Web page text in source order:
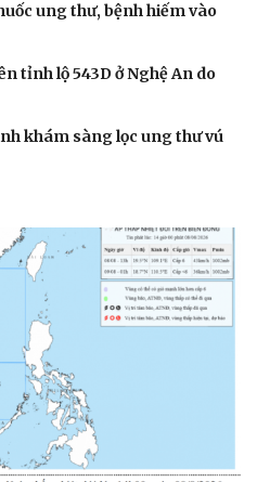
ung thư, bệnh hiếm vào
tỉnh lộ 543D ở Nghệ An do
khám sàng lọc ung thư vú